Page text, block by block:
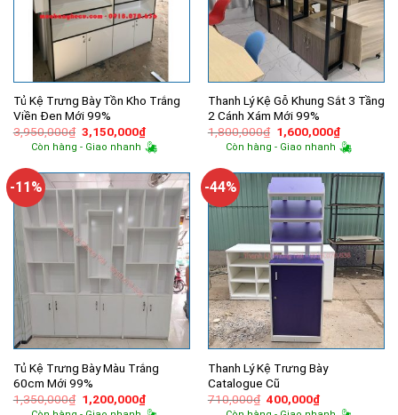
Tủ Kệ Trưng Bày Tồn Kho Trắng
Viền Đen Mới 99%
3,950,000₫ Giá
gốc
là:
3,150,000₫Giá
hiện
tại
3,150,000₫.
Còn hàng - Giao nhanh
Thanh Lý Kệ Gỗ Khung Sắt 3 Tầng
2 Cánh Xám Mới 99%
1,800,000₫ Giá
gốc
là:
1,600,000₫Giá
hiện
tại
Còn hàng - Giao nhanh
-11%
Tủ Kệ Trưng Bày Màu Trắng
60cm Mới 99%
1,350,000₫ Giá
gốc
1,200,000₫Giá
hiện
-44%
Thanh Lý Kệ Trưng Bày
Catalogue Cũ
710,000₫ Giá
gốc
400,000₫Giá
hiện